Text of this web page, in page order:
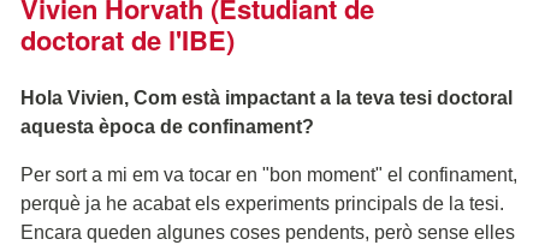
Vivien Horvath (Estudiant de
doctorat de l'IBE)
Hola Vivien, Com està impactant a la teva tesi doctoral
aquesta època de confinament?
Per sort a mi em va tocar en "bon moment" el confinament,
perquè ja he acabat els experiments principals de la tesi.
Encara queden algunes coses pendents, però sense elles